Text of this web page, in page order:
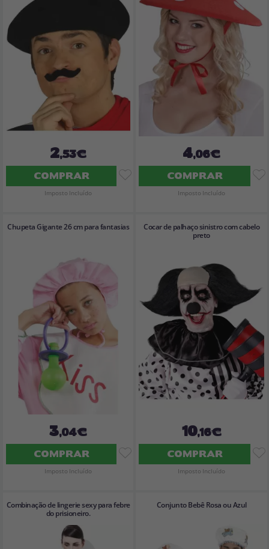
2,53€
COMPRAR
Imposto Incluído
4,06€
COMPRAR
Imposto Incluído
Chupeta Gigante 26 cm para fantasias
3,04€
COMPRAR
Imposto Incluído
Cocar de palhaço sinistro com cabelo
preto
10,16€
COMPRAR
Imposto Incluído
Combinação de lingerie sexy para febre
do prisioneiro.
Conjunto Bebê Rosa ou Azul